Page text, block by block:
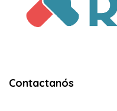
Contactanós